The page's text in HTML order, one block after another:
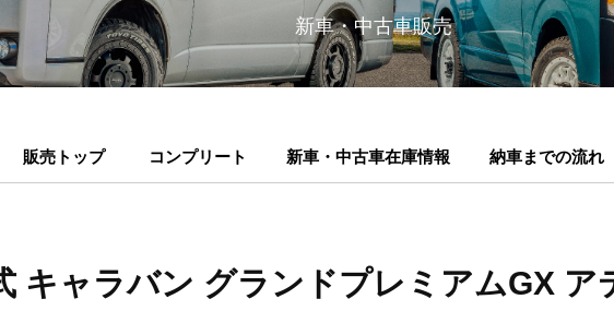
新車・中古車販売
販売トップ コンプリート 新車・中古車在庫情報 納車までの流れ
キャラバン グランドプレミアムGX ア